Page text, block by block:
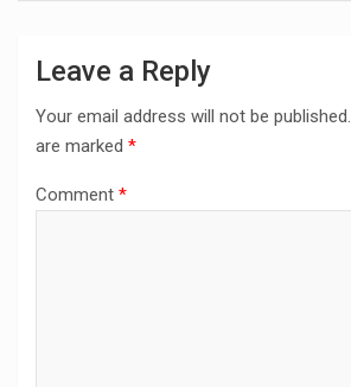
Leave a Reply
Your email address will not be published.
are marked *
Comment *